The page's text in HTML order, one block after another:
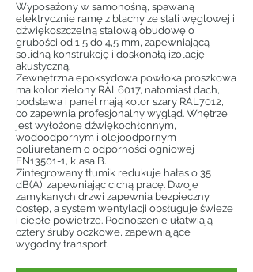
Wyposażony w samonośną, spawaną
elektrycznie ramę z blachy ze stali węglowej i
dźwiękoszczelną stalową obudowę o
grubości od 1,5 do 4,5 mm, zapewniającą
solidną konstrukcję i doskonałą izolację
akustyczną.
Zewnętrzna epoksydowa powłoka proszkowa
ma kolor zielony RAL6017, natomiast dach,
podstawa i panel mają kolor szary RAL7012,
co zapewnia profesjonalny wygląd. Wnętrze
jest wyłożone dźwiękochłonnym,
wodoodpornym i olejoodpornym
poliuretanem o odporności ogniowej
EN13501-1, klasa B.
Zintegrowany tłumik redukuje hałas o 35
dB(A), zapewniając cichą pracę. Dwoje
zamykanych drzwi zapewnia bezpieczny
dostęp, a system wentylacji obsługuje świeże
i ciepłe powietrze. Podnoszenie ułatwiają
cztery śruby oczkowe, zapewniające
wygodny transport.